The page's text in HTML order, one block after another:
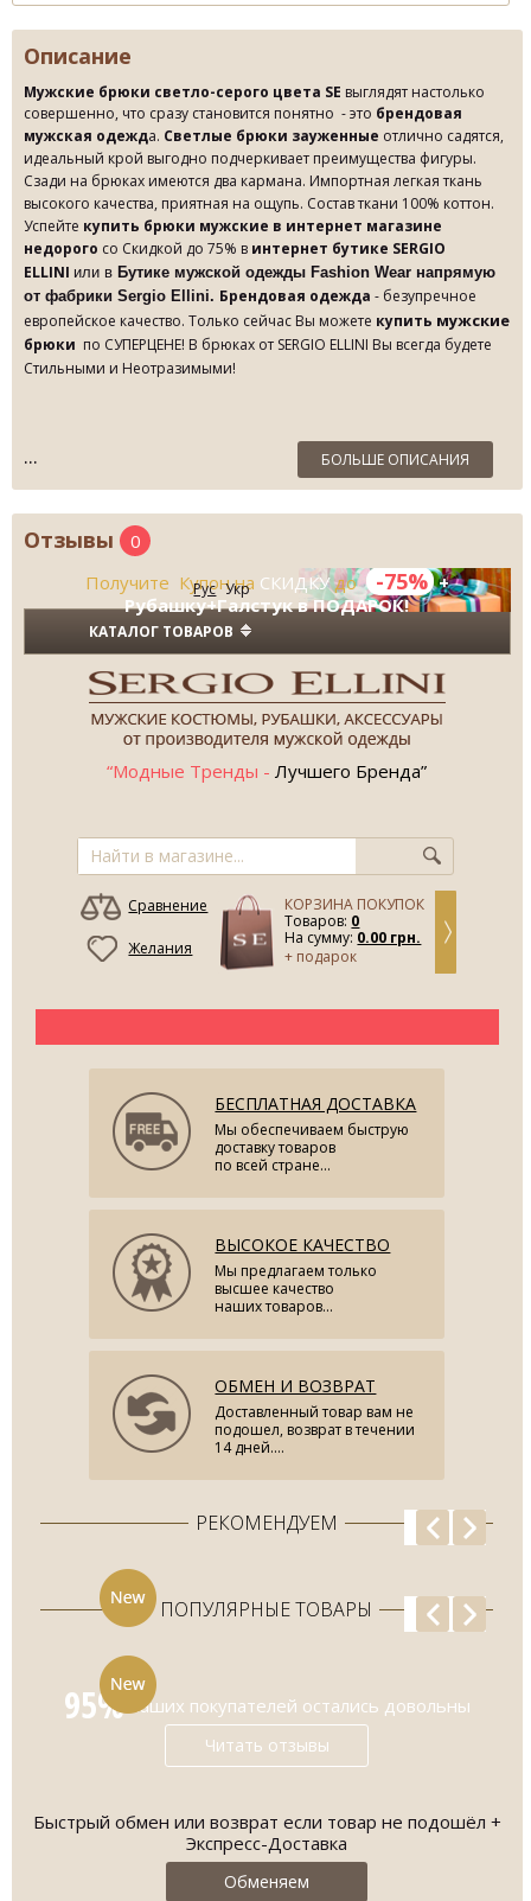
Описание
Мужские брюки светло-серого цвета SE выглядят настолько
совершенно, что сразу становится понятно - это брендовая
мужская одежда. Светлые брюки зауженные отлично садятся,
идеальный крой выгодно подчеркивает преимущества фигуры.
Сзади на брюках имеются два кармана. Импортная легкая ткань
высокого качества, приятная на ощупь. Состав ткани 100% коттон.
Успейте купить брюки мужские в интернет магазине
недорого со Скидкой до 75% в интернет бутике SERGIO
ELLINI или в Бутике мужской одежды Fashion Wear напрямую
от фабрики Sergio Ellini. Брендовая одежда - безупречное
европейское качество. Только сейчас Вы можете купить мужские
брюки по СУПЕРЦЕНЕ! В брюках от SERGIO ELLINI Вы всегда будете
Стильными и Неотразимыми!
БОЛЬШЕ ОПИСАНИЯ
Отзывы
0
Получите Купон на СКИДКУдо -75% +
Рубашку+Галстук в ПОДАРОК!
Рус Укр
КАТАЛОГ ТОВАРОВ
“Модные Тренды - Лучшего Бренда”
КОРЗИНА ПОКУПОК
Товаров: 0
На сумму: 0.00 грн.
+ подарок
Сравнение
Желания
БЕСПЛАТНАЯ ДОСТАВКА
Мы обеспечиваем быструю
доставку товаров
по всей стране...
ВЫСОКОЕ КАЧЕСТВО
Мы предлагаем только
высшее качество
наших товаров...
ОБМЕН И ВОЗВРАТ
Доставленный товар вам не
подошел, возврат в течении
14 дней....
РЕКОМЕНДУЕМ
ПОПУЛЯРНЫЕ ТОВАРЫ
95% наших покупателей остались довольны
Читать отзывы
Быстрый обмен или возврат если товар не подошёл +
Экспресс-Доставка
Обменяем